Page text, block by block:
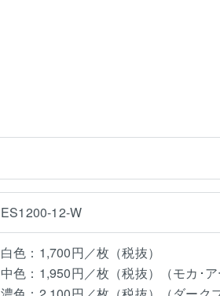
ES1200-12-W
白色：1,700円／枚（税抜）
中色：1,950円／枚（税抜）（モカ･